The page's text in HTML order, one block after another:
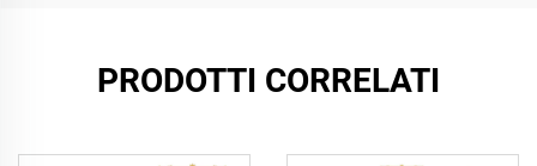
PRODOTTI CORRELATI